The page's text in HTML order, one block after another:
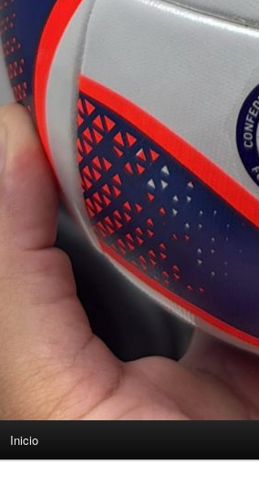
Inicio